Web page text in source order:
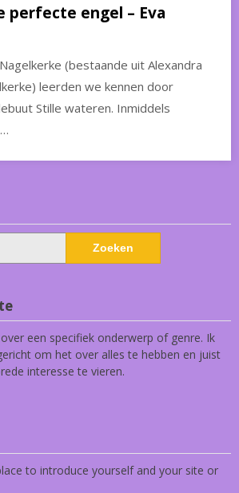
perfecte engel – Eva
(bestaande uit Alexandra
leerden we kennen door
Stille wateren. Inmiddels
een specifiek onderwerp of genre. Ik
om het over alles te hebben en juist
interesse te vieren.
to introduce yourself and your site or